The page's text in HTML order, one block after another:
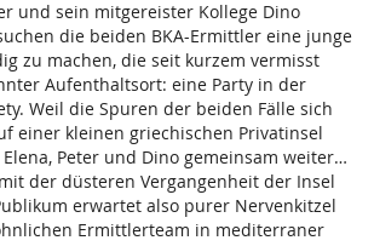
und sein mitgereister Kollege Dino
die beiden BKA-Ermittler eine junge
zu machen, die seit kurzem vermisst
Aufenthaltsort: eine Party in der
Weil die Spuren der beiden Fälle sich
einer kleinen griechischen Privatinsel
Peter und Dino gemeinsam weiter…
der düsteren Vergangenheit der Insel
erwartet also purer Nervenkitzel
Ermittlerteam in mediterraner